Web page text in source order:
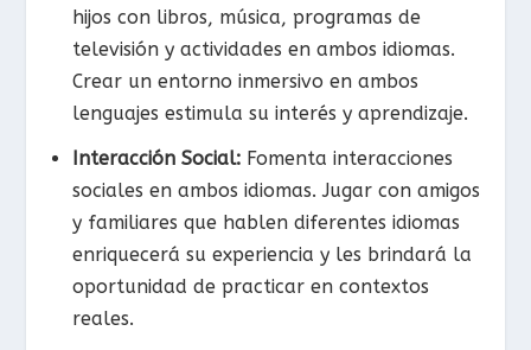
hijos con libros, música, programas de
televisión y actividades en ambos idiomas.
Crear un entorno inmersivo en ambos
lenguajes estimula su interés y aprendizaje.
Interacción Social: Fomenta interacciones
sociales en ambos idiomas. Jugar con amigos
y familiares que hablen diferentes idiomas
enriquecerá su experiencia y les brindará la
oportunidad de practicar en contextos
reales.